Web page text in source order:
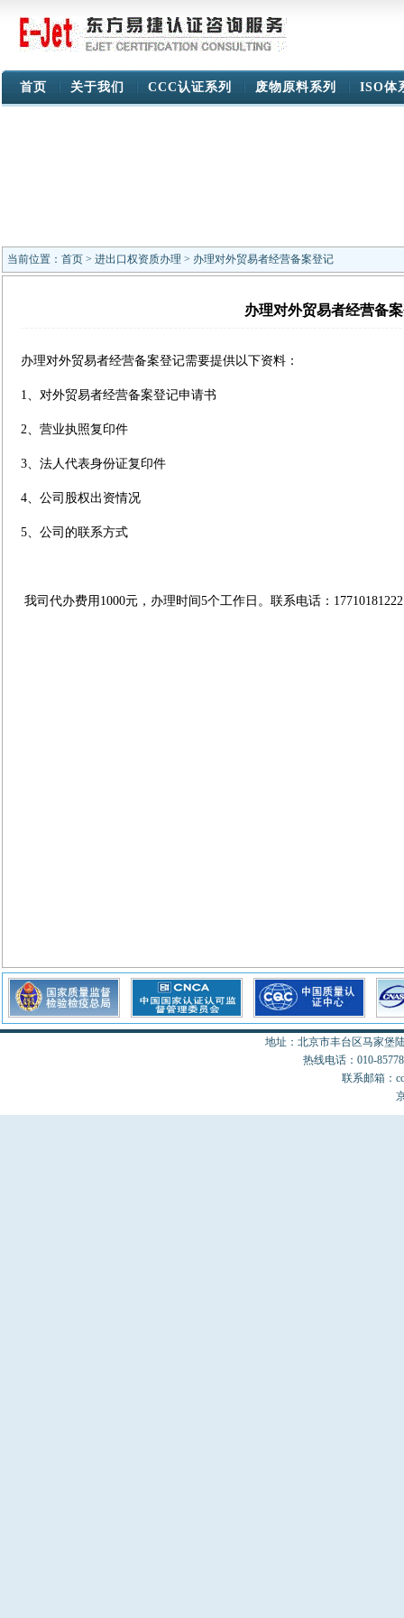
首页 关于我们 CCC认证系列 废物原料系列 ISO体
当前位置： 首页 > 进出口权资质办理 > 办理对外贸易者经营备案登记
办理对外贸易者经营备
办理对外贸易者经营备案登记需要提供以下资料：
1、对外贸易者经营备案登记申请书
2、营业执照复印件
3、法人代表身份证复印件
4、公司股权出资情况
5、公司的联系方式
我司代办费用1000元，办理时间5个工作日。联系电话：
地址：北京市丰台区马家堡
热线电话：010-
联系邮箱：